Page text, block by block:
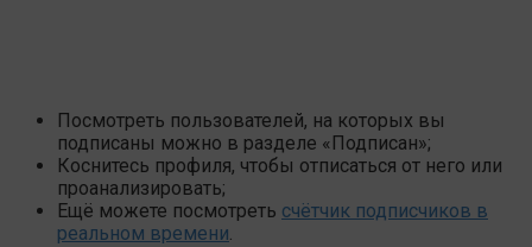
Посмотреть пользователей, на которых вы
подписаны можно в разделе «Подписан»;
Коснитесь профиля, чтобы отписаться от него или
проанализировать;
Ещё можете посмотреть счётчик подписчиков в
реальном времени.